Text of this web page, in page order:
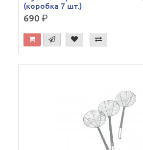
(коробка 7 шт.)
690р.